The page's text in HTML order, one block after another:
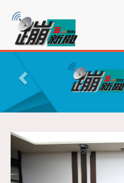
蹦
新
聞P
r
v
o
u